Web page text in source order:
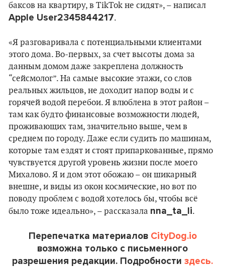
баксов на квартиру, в TikTok не сидят», – написал
Apple User2345844217.
«Я разговаривала с потенциальными клиентами
этого дома. Во-первых, за счет высоты дома за
данным домом даже закреплена должность
“сейсмолог”. На самые высокие этажи, со слов
реальных жильцов, не доходит напор воды и с
горячей водой перебои. Я влюблена в этот район –
там как будто финансовые возможности людей,
проживающих там, значительно выше, чем в
среднем по городу. Даже если судить по машинам,
которые там ездят и стоят припаркованные, прямо
чувствуется другой уровень жизни после моего
Михалово. Я и дом этот обожаю – он шикарный
внешне, и виды из окон космические, но вот по
поводу проблем с водой хотелось бы, чтобы всё
было тоже идеально», – рассказала nna_ta_li.
Перепечатка материалов CityDog.io
возможна только с письменного
разрешения редакции. Подробности здесь.